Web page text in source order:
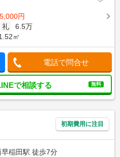
円
礼
6.5万
㎡
電話で問合せ
で相談する 無料
初期費用に注目
稲田駅 徒歩7分